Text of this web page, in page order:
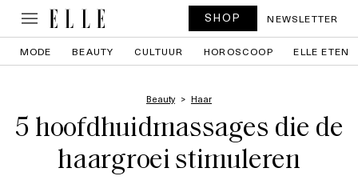
SHOP NEWSLETTER
MODE BEAUTY CULTUUR HOROSCOOP ELLE ETEN
Beauty Haar
5 hoofdhuidmassages die de
haargroei stimuleren